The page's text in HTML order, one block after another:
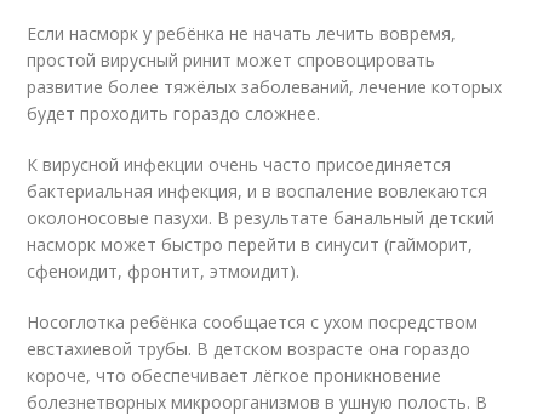
Если насморк у ребёнка не начать лечить вовремя,
простой вирусный ринит может спровоцировать
развитие более тяжёлых заболеваний, лечение которых
будет проходить гораздо сложнее.
К вирусной инфекции очень часто присоединяется
бактериальная инфекция, и в воспаление вовлекаются
околоносовые пазухи. В результате банальный детский
насморк может быстро перейти в синусит (гайморит,
сфеноидит, фронтит, этмоидит).
Носоглотка ребёнка сообщается с ухом посредством
евстахиевой трубы. В детском возрасте она гораздо
короче, что обеспечивает лёгкое проникновение
болезнетворных микроорганизмов в ушную полость. В